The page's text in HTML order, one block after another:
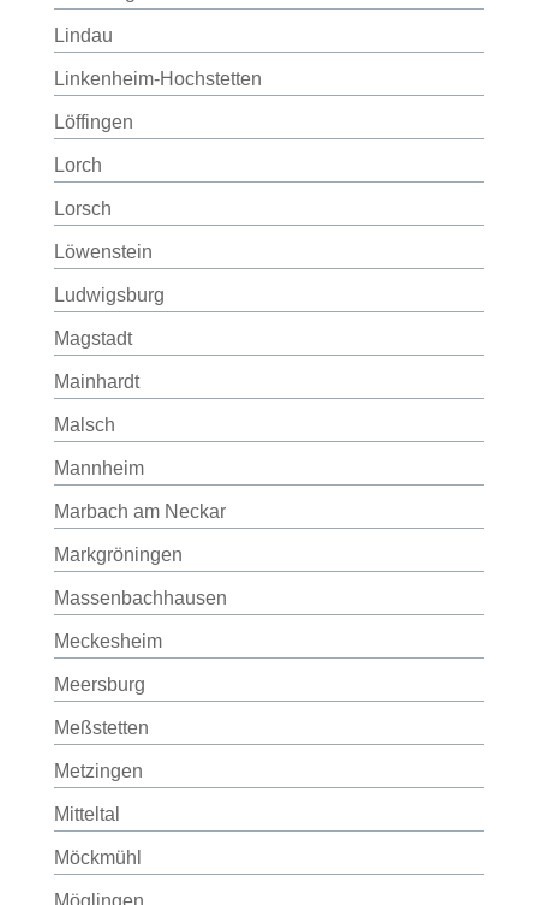
Lindau
Linkenheim-Hochstetten
Löffingen
Lorch
Lorsch
Löwenstein
Ludwigsburg
Magstadt
Mainhardt
Malsch
Mannheim
Marbach am Neckar
Markgröningen
Massenbachhausen
Meckesheim
Meersburg
Meßstetten
Metzingen
Mitteltal
Möckmühl
Möglingen